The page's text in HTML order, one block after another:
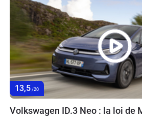
13,5 /20
Volkswagen ID.3 Neo : la loi de